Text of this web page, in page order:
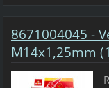
8671004045 -
M14x1,25mm